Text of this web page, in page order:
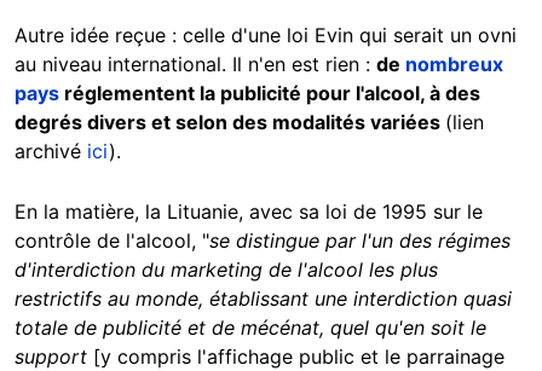
Autre idée reçue : celle d'une loi Evin qui serait un ovni
au niveau international. Il n'en est rien : de nombreux
pays réglementent la publicité pour l'alcool, à des
degrés divers et selon des modalités variées (lien
archivé ici).
En la matière, la Lituanie, avec sa loi de 1995 sur le
contrôle de l'alcool, "se distingue par l'un des régimes
d'interdiction du marketing de l'alcool les plus
restrictifs au monde, établissant une interdiction quasi
totale de publicité et de mécénat, quel qu'en soit le
support [y compris l'affichage public et le parrainage